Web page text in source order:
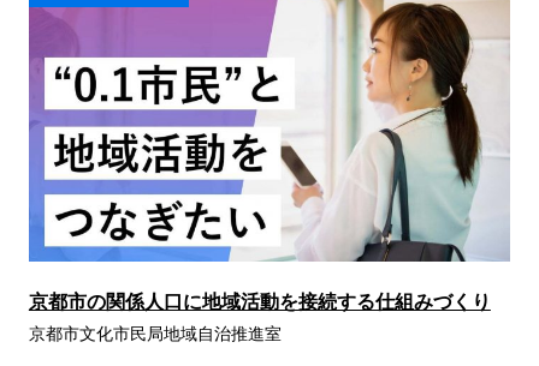
京都市の関係人口に地域活動を接続する仕組みづくり
京都市文化市民局地域自治推進室